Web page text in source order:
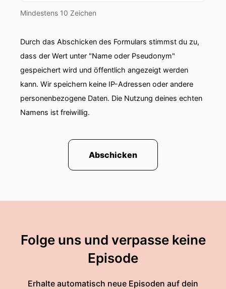
Mindestens 10 Zeichen
Durch das Abschicken des Formulars stimmst du zu,
dass der Wert unter "Name oder Pseudonym"
gespeichert wird und öffentlich angezeigt werden
kann. Wir speichern keine IP-Adressen oder andere
personenbezogene Daten. Die Nutzung deines echten
Namens ist freiwillig.
Abschicken
Folge uns und verpasse keine
Episode
Erhalte automatisch neue Episoden auf dein